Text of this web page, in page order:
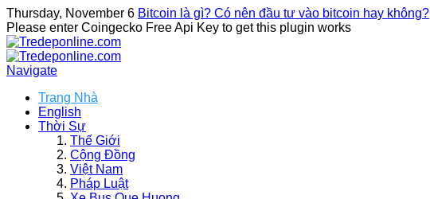
Thursday, November 6 Bitcoin là gì? Có nên đầu tư vào bitcoin hay không?
Please enter Coingecko Free Api Key to get this plugin works
Navigate
Trang Nhà
English
Thời Sự
Thế Giới
Cộng Đồng
Việt Nam
Pháp Luật